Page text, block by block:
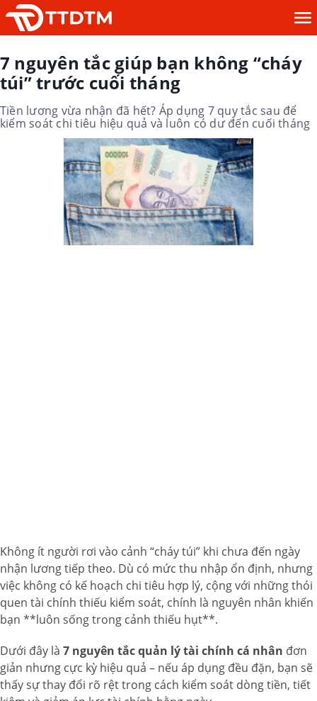
7 nguyên tắc giúp bạn không “cháy
túi” trước cuối tháng
Tiền lương vừa nhận đã hết? Áp dụng 7 quy tắc sau để
kiểm soát chi tiêu hiệu quả và luôn có dư đến cuối tháng
Không ít người rơi vào cảnh “cháy túi” khi chưa đến ngày
nhận lương tiếp theo. Dù có mức thu nhập ổn định, nhưng
việc không có kế hoạch chi tiêu hợp lý, cộng với những thói
quen tài chính thiếu kiểm soát, chính là nguyên nhân khiến
bạn **luôn sống trong cảnh thiếu hụt**.
Dưới đây là 7 nguyên tắc quản lý tài chính cá nhân đơn
giản nhưng cực kỳ hiệu quả – nếu áp dụng đều đặn, bạn sẽ
thấy sự thay đổi rõ rệt trong cách kiểm soát dòng tiền, tiết